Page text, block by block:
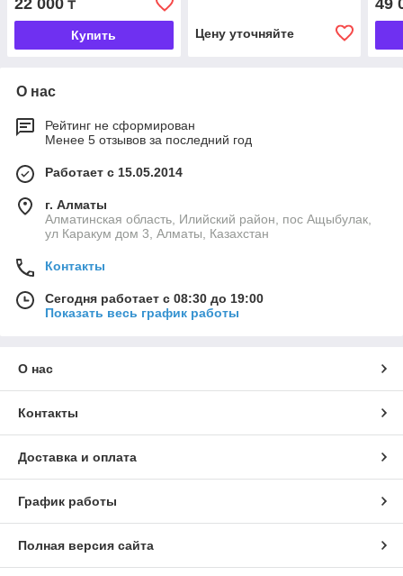
22 000 ₸
Купить Цену уточняйте
49
О нас
Рейтинг не сформирован
Менее 5 отзывов за последний год
Работает с 15.05.2014
г. Алматы
Алматинская область, Илийский район, пос Ащыбулак,
ул Каракум дом 3, Алматы, Казахстан
Контакты
Сегодня работает с 08:30 до 19:00
Показать весь график работы
О нас
Контакты
Доставка и оплата
График работы
Полная версия сайта